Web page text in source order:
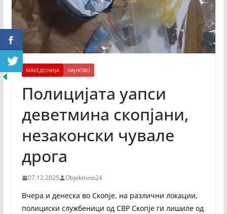
МАКЕДОНИЈА НАЈНОВО
Полицијата уапси
деветмина скопјани,
незаконски чувале
дрога
07.12.2025 Objektivno24
Вчера и денеска во Скопје, на различни локации,
полициски службеници од СВР Скопје ги лишиле од